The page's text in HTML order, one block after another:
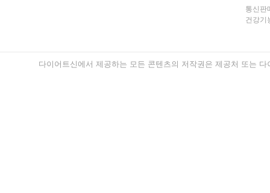
통신판
건강기
다이어트신에서 제공하는 모든 콘텐츠의 저작권은 제공처 또는